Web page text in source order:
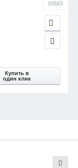
03583
Купить в
один клик